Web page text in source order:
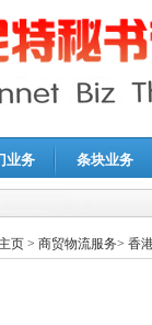
业务 条块业务
主页 > 商贸物流服务> 香